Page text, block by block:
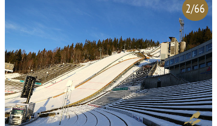
2/66